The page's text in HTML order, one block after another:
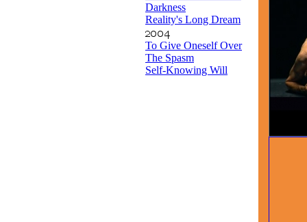
Darkness
Reality's Long Dream
To Give Oneself Over
The Spasm
Self-Knowing Will